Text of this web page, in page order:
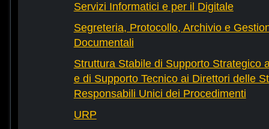
Servizi Informatici e per il Digitale
Segreteria, Protocollo, Archivio e
Documentali
Struttura Stabile di Supporto Strategico
e di Supporto Tecnico ai Direttori delle
Responsabili Unici dei Procedimenti
URP